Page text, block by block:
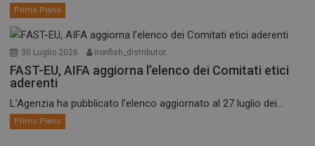
Primo Piano
30 Luglio 2026 ironfish_distributor
FAST-EU, AIFA aggiorna l’elenco dei Comitati etici
aderenti
L’Agenzia ha pubblicato l’elenco aggiornato al 27 luglio dei...
Primo Piano